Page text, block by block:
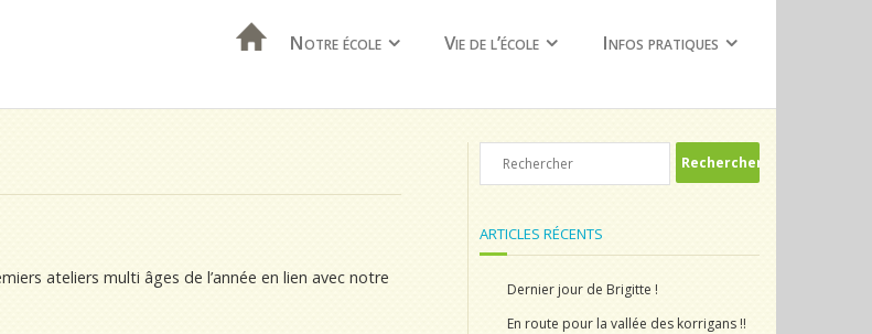
Notre école Vie de l’école Infos pratiques
ateliers multi âges de l’année en lien avec notre
ARTICLES RÉCENTS
Dernier jour de Brigitte !
En route pour la vallée des korrigans !!